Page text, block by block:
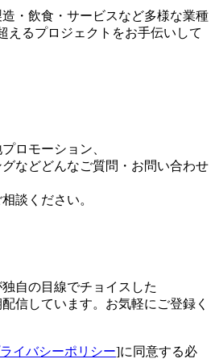
・飲食・サービスなど多様な業種
えるプロジェクトをお手伝いして
ロモーション、
などどんなご質問・お問い合わせ
談ください。
自の目線でチョイスした
信しています。お気軽にご登録く
イバシーポリシー]に同意する必